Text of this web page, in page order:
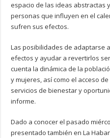
espacio de las ideas abstractas
personas que influyen en el
sufren sus efectos.
Las posibilidades de adaptarse
efectos y ayudar a revertirlos
cuenta la dinámica de la
y mujeres, así como el acceso
servicios de bienestar y
informe.
Dado a conocer el pasado
presentado también en La